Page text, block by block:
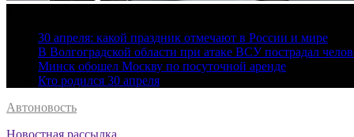
30 апреля: какой праздник отмечают в России и мире
В Волгоградской области при атаке ВСУ пострадал
Минск обошел Москву по посуточной аренде
Кто родился 30 апреля
Автоновость
Новостная рассылка